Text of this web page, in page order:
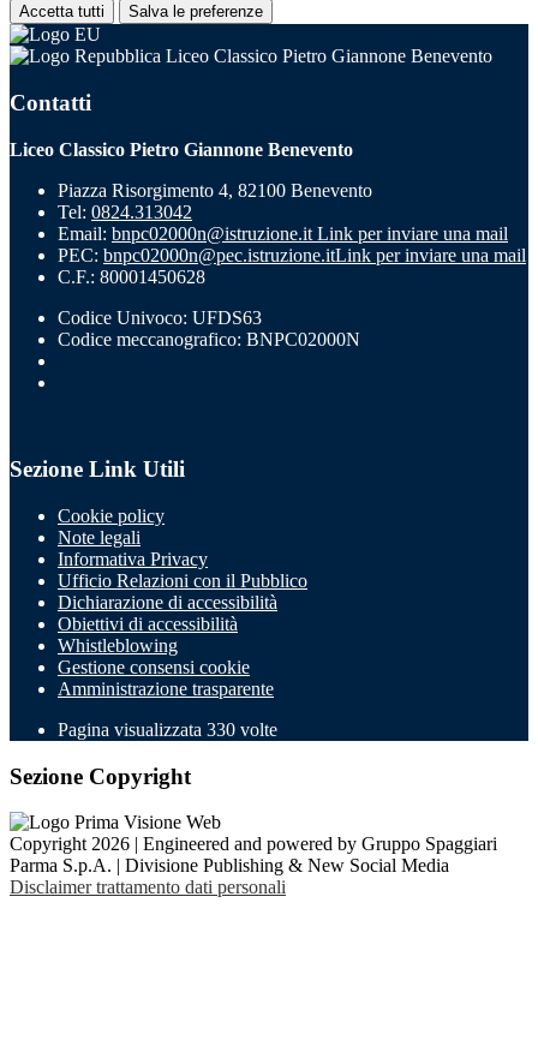
Accetta tutti Salva le preferenze
Liceo Classico Pietro Giannone Benevento
Contatti
Liceo Classico Pietro Giannone Benevento
Piazza Risorgimento 4, 82100 Benevento
Tel: 0824.313042
Email: bnpc02000n@istruzione.it Link per inviare una mail
PEC: bnpc02000n@pec.istruzione.itLink per inviare una mail
C.F.: 80001450628
Codice Univoco: UFDS63
Codice meccanografico: BNPC02000N
Sezione Link Utili
Cookie policy
Note legali
Informativa Privacy
Ufficio Relazioni con il Pubblico
Dichiarazione di accessibilità
Obiettivi di accessibilità
Whistleblowing
Gestione consensi cookie
Amministrazione trasparente
Pagina visualizzata 330 volte
Sezione Copyright
Copyright 2026 | Engineered and powered by Gruppo Spaggiari
Parma S.p.A. | Divisione Publishing & New Social Media
Disclaimer trattamento dati personali